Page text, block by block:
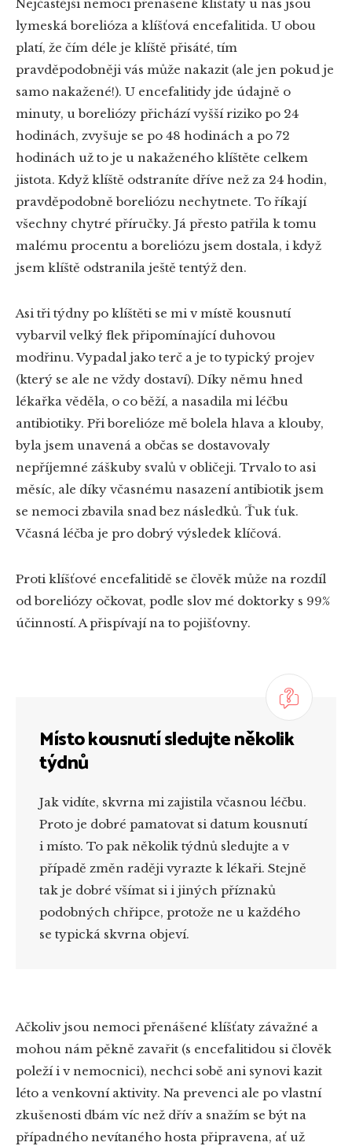
Nejčastější nemoci přenášené klíšťaty u nás jsou
lymeská borelióza a klíšťová encefalitida. U obou
platí, že čím déle je klíště přisáté, tím
pravděpodobněji vás může nakazit (ale jen pokud je
samo nakažené!). U encefalitidy jde údajně o
minuty, u boreliózy přichází vyšší riziko po 24
hodinách, zvyšuje se po 48 hodinách a po 72
hodinách už to je u nakaženého klíštěte celkem
jistota. Když klíště odstraníte dříve než za 24 hodin,
pravděpodobně boreliózu nechytnete. To říkají
všechny chytré příručky. Já přesto patřila k tomu
malému procentu a boreliózu jsem dostala, i když
jsem klíště odstranila ještě tentýž den.
Asi tři týdny po klíštěti se mi v místě kousnutí
vybarvil velký flek připomínající duhovou
modřinu. Vypadal jako terč a je to typický projev
(který se ale ne vždy dostaví). Díky němu hned
lékařka věděla, o co běží, a nasadila mi léčbu
antibiotiky. Při borelióze mě bolela hlava a klouby,
byla jsem unavená a občas se dostavovaly
nepříjemné záškuby svalů v obličeji. Trvalo to asi
měsíc, ale díky včasnému nasazení antibiotik jsem
se nemoci zbavila snad bez následků. Ťuk ťuk.
Včasná léčba je pro dobrý výsledek klíčová.
Proti klíšťové encefalitidě se člověk může na rozdíl
od boreliózy očkovat, podle slov mé doktorky s 99%
účinností. A přispívají na to pojišťovny.
Místo kousnutí sledujte několik
týdnů
Jak vidíte, skvrna mi zajistila včasnou léčbu.
Proto je dobré pamatovat si datum kousnutí
i místo. To pak několik týdnů sledujte a v
případě změn raději vyrazte k lékaři. Stejně
tak je dobré všímat si i jiných příznaků
podobných chřipce, protože ne u každého
se typická skvrna objeví.
Ačkoliv jsou nemoci přenášené klíšťaty závažné a
mohou nám pěkně zavařit (s encefalitidou si člověk
poleží i v nemocnici), nechci sobě ani synovi kazit
léto a venkovní aktivity. Na prevenci ale po vlastní
zkušenosti dbám víc než dřív a snažím se být na
případného nevítaného hosta připravena, ať už